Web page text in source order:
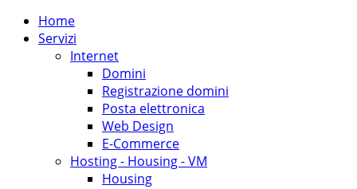
Home
Servizi
Internet
Domini
Registrazione domini
Posta elettronica
Web Design
E-Commerce
Hosting - Housing - VM
Housing